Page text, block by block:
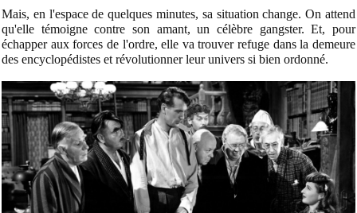
Mais, en l'espace de quelques minutes, sa situation change. On attend
qu'elle témoigne contre son amant, un célèbre gangster. Et, pour
échapper aux forces de l'ordre, elle va trouver refuge dans la demeure
des encyclopédistes et révolutionner leur univers si bien ordonné.